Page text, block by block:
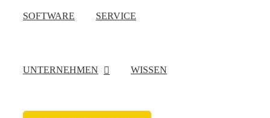
SOFTWARE SERVICE
UNTERNEHMEN WISSEN